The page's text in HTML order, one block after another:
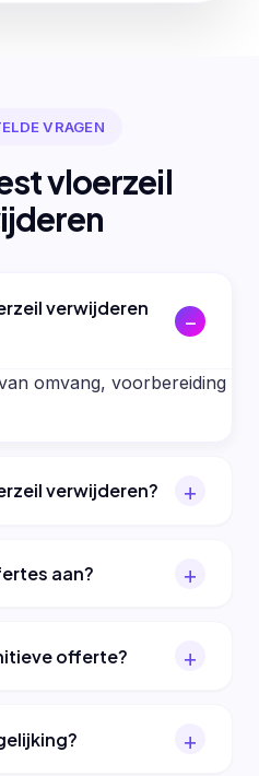
VRAGEN
vloerzeil
verwijderen
omvang, voorbereiding
verwijderen?
aan?
offerte?